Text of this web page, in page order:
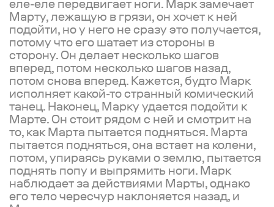
еле-еле передвигает ноги. Марк замечает
Марту, лежащую в грязи, он хочет к ней
подойти, но у него не сразу это получается,
потому что его шатает из стороны в
сторону. Он делает несколько шагов
вперед, потом несколько шагов назад,
потом снова вперед. Кажется, будто Марк
исполняет какой-то странный комический
танец. Наконец, Марку удается подойти к
Марте. Он стоит рядом с ней и смотрит на
то, как Марта пытается подняться. Марта
пытается подняться, она встает на колени,
потом, упираясь руками о землю, пытается
поднять попу и выпрямить ноги. Марк
наблюдает за действиями Марты, однако
его тело чересчур наклоняется назад, и